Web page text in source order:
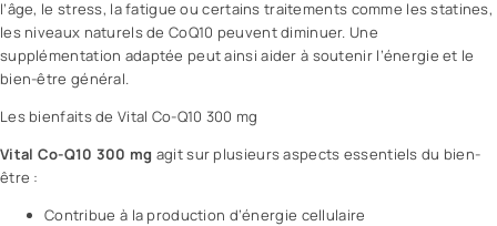
l’âge, le stress, la fatigue ou certains traitements comme les statines,
les niveaux naturels de CoQ10 peuvent diminuer. Une
supplémentation adaptée peut ainsi aider à soutenir l’énergie et le
bien-être général.
Les bienfaits de Vital Co-Q10 300 mg
Vital Co-Q10 300 mg agit sur plusieurs aspects essentiels du bien-
être :
Contribue à la production d’énergie cellulaire